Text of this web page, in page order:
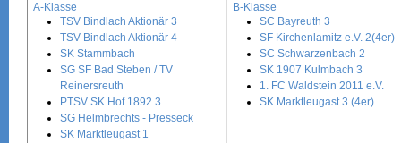
A-Klasse
TSV Bindlach Aktionär 3
TSV Bindlach Aktionär 4
SK Stammbach
SG SF Bad Steben / TV
Reinersreuth
PTSV SK Hof 1892 3
SG Helmbrechts - Presseck
SK Marktleugast 1
B-Klasse
SC Bayreuth 3
SF Kirchenlamitz e.V. 2(4er)
SC Schwarzenbach 2
SK 1907 Kulmbach 3
1. FC Waldstein 2011 e.V.
SK Marktleugast 3 (4er)